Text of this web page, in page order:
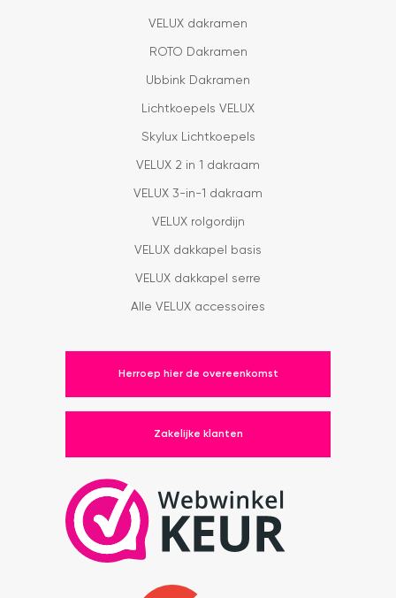
VELUX dakramen
ROTO Dakramen
Ubbink Dakramen
Lichtkoepels VELUX
Skylux Lichtkoepels
VELUX 2 in 1 dakraam
VELUX 3-in-1 dakraam
VELUX rolgordijn
VELUX dakkapel basis
VELUX dakkapel serre
Alle VELUX accessoires
Herroep hier de overeenkomst
Zakelijke klanten